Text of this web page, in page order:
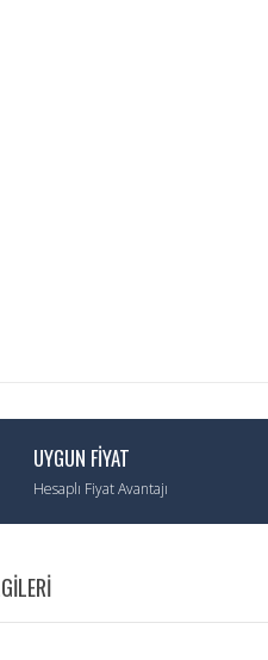
UYGUN FİYAT
Hesaplı Fiyat Avantajı